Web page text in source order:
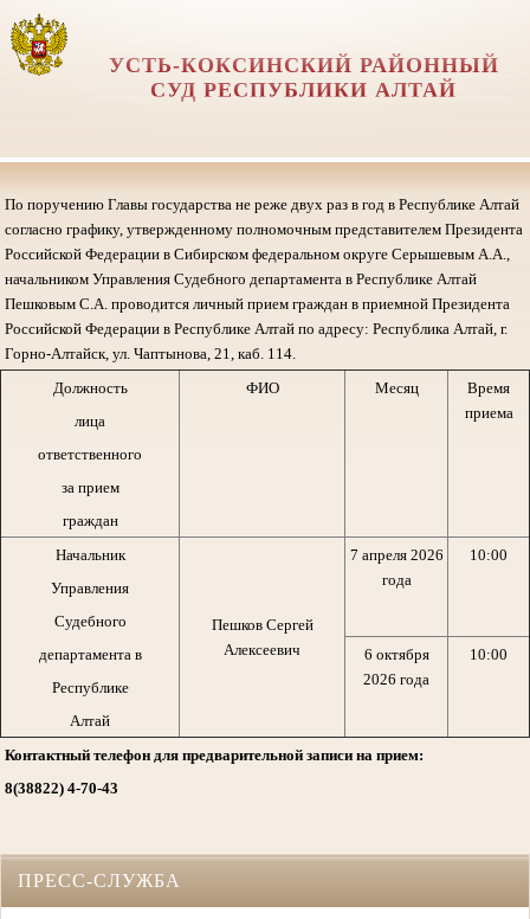
УСТЬ-КОКСИНСКИЙ РАЙОННЫЙ
СУД РЕСПУБЛИКИ АЛТАЙ
По поручению Главы государства не реже двух раз в год в Республике Алтай
согласно графику, утвержденному полномочным представителем Президента
Российской Федерации в Сибирском федеральном округе Серышевым А.А.,
начальником Управления Судебного департамента в Республике Алтай
Пешковым С.А. проводится личный прием граждан в приемной Президента
Российской Федерации в Республике Алтай по адресу: Республика Алтай, г.
Горно-Алтайск, ул. Чаптынова, 21, каб. 114.
Должность
лица
ответственного
за прием
граждан
ФИО Месяц
Время
приема
Начальник
Управления
Судебного
департамента в
Республике
Алтай
Пешков Сергей
Алексеевич
7 апреля 2026
года
10:00
6 октября
2026 года
10:00
Контактный телефон для предварительной записи на прием:
8(38822) 4-70-43
ПРЕСС-СЛУЖБА